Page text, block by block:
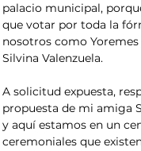
palacio municipal,
que votar por toda la
nosotros como
Silvina Valenzuela.
A solicitud expuesta,
propuesta de mi amiga
y aquí estamos en un
ceremoniales que